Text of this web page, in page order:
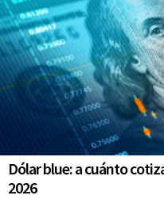
Dólar blue: a cuánto
2026